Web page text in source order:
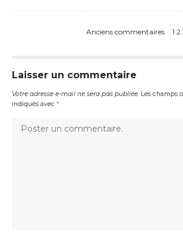
Anciens commentaires 1 2
Laisser un commentaire
Votre adresse e-mail ne sera pas publiée. Les champs
indiqués avec *